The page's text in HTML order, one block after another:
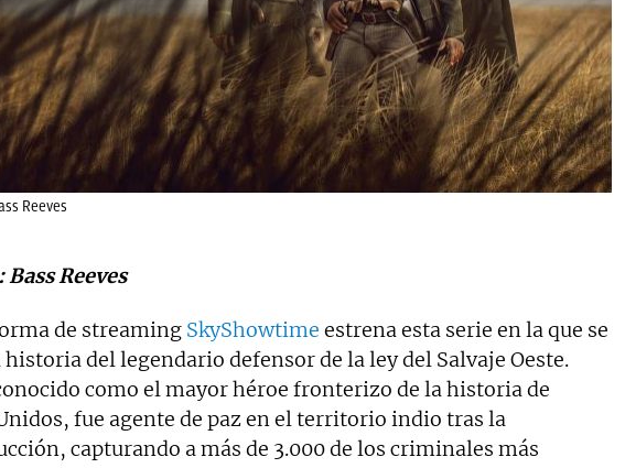
Reeves
Reeves
de streaming SkyShowtime estrena esta serie en la que se
historia del legendario defensor de la ley del Salvaje Oeste.
como el mayor héroe fronterizo de la historia de
fue agente de paz en el territorio indio tras la
capturando a más de 3.000 de los criminales más